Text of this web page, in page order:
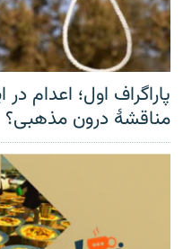
پاراگراف اول؛ اعدام
مناقشهٔ درون مذهبی؟